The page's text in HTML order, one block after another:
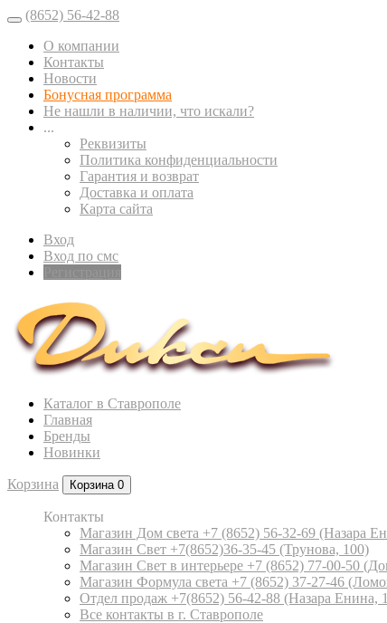
(8652) 56-42-88
О компании
Контакты
Новости
Бонусная программа
Не нашли в наличии, что искали?
...
Реквизиты
Политика конфиденциальности
Гарантия и возврат
Доставка и оплата
Карта сайта
Вход
Вход по смс
Каталог в Ставрополе
Главная
Бренды
Новинки
Корзина Корзина 0
Контакты
Магазин Дом света +7 (8652) 56-32-69 (Назара
Магазин Свет +7(8652)36-35-45 (Трунова, 100)
Магазин Свет в интерьере +7 (8652) 77-00-50
Магазин Формула света +7 (8652) 37-27-46
Отдел продаж +7(8652) 56-42-88 (Назара Енина,
Все контакты в г. Ставрополе